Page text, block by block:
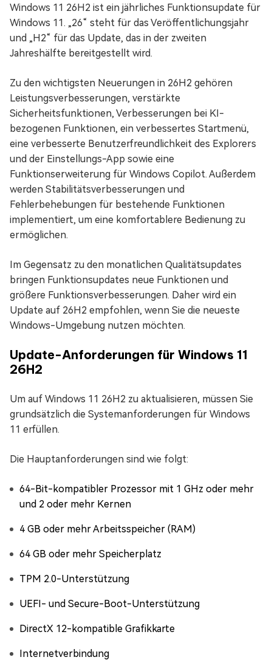
Windows 11 26H2 ist ein jährliches Funktionsupdate für
Windows 11. „26“ steht für das Veröffentlichungsjahr
und „H2“ für das Update, das in der zweiten
Jahreshälfte bereitgestellt wird.
Zu den wichtigsten Neuerungen in 26H2 gehören
Leistungsverbesserungen, verstärkte
Sicherheitsfunktionen, Verbesserungen bei KI-
bezogenen Funktionen, ein verbessertes Startmenü,
eine verbesserte Benutzerfreundlichkeit des Explorers
und der Einstellungs-App sowie eine
Funktionserweiterung für Windows Copilot. Außerdem
werden Stabilitätsverbesserungen und
Fehlerbehebungen für bestehende Funktionen
implementiert, um eine komfortablere Bedienung zu
ermöglichen.
Im Gegensatz zu den monatlichen Qualitätsupdates
bringen Funktionsupdates neue Funktionen und
größere Funktionsverbesserungen. Daher wird ein
Update auf 26H2 empfohlen, wenn Sie die neueste
Windows-Umgebung nutzen möchten.
Update-Anforderungen für Windows 11
26H2
Um auf Windows 11 26H2 zu aktualisieren, müssen Sie
grundsätzlich die Systemanforderungen für Windows
11 erfüllen.
Die Hauptanforderungen sind wie folgt:
64-Bit-kompatibler Prozessor mit 1 GHz oder mehr
und 2 oder mehr Kernen
4 GB oder mehr Arbeitsspeicher (RAM)
64 GB oder mehr Speicherplatz
TPM 2.0-Unterstützung
UEFI- und Secure-Boot-Unterstützung
DirectX 12-kompatible Grafikkarte
Internetverbindung